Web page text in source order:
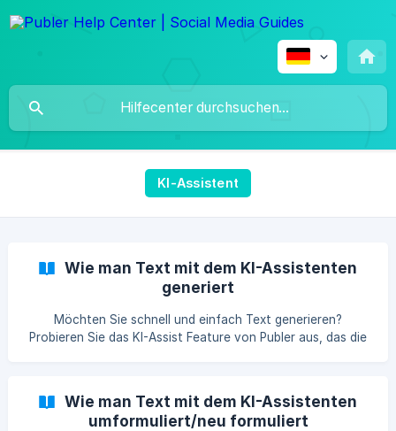
KI-Assistent
Wie man Text mit dem KI-Assistenten
generiert
Möchten Sie schnell und einfach Text generieren?
Probieren Sie das KI-Assist Feature von Publer aus, das die
Wie man Text mit dem KI-Assistenten
umformuliert/neu formuliert